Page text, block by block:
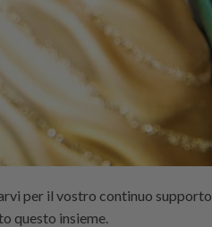
per il vostro continuo supporto
questo insieme.